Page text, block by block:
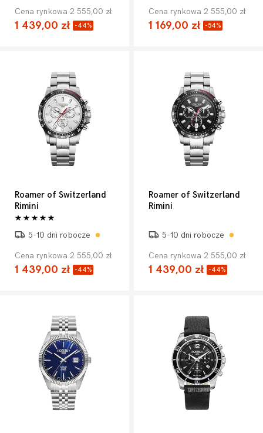
Cena rynkowa 2 555,00 zł
1 439,00 zł -44%
Cena rynkowa 2 555,00 zł
1 169,00 zł -54%
Roamer of Switzerland
Rimini
5-10 dni robocze
Cena rynkowa 2 555,00 zł
1 439,00 zł -44%
Roamer of Switzerland
Rimini
5-10 dni robocze
Cena rynkowa 2 555,00 zł
1 439,00 zł -44%